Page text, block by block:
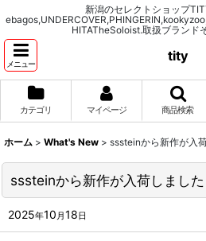
新潟のセレクトショップ
HITATheSoloist.取扱ブランド
メニュー
tity
カテゴリ マイページ 商品検索
ホーム > What's New > sssteinから新作が入
sssteinから新作が入荷しました
2025年10 月18日